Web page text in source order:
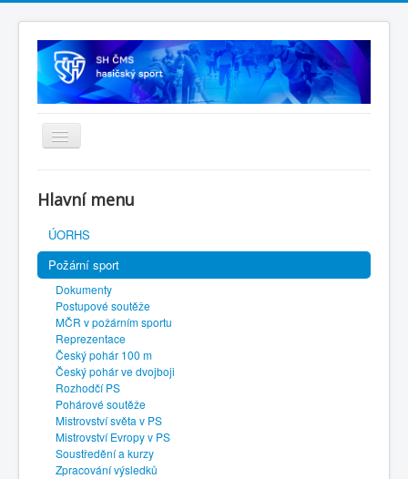
SH ČMS
Hlavní menu
ÚORHS
Požární sport
Dokumenty
Postupové soutěže
MČR v požárním sportu
Reprezentace
Český pohár 100 m
Český pohár ve dvojboji
Rozhodčí PS
Pohárové soutěže
Mistrovství světa v PS
Mistrovství Evropy v PS
Soustředění a kurzy
Zpracování výsledků